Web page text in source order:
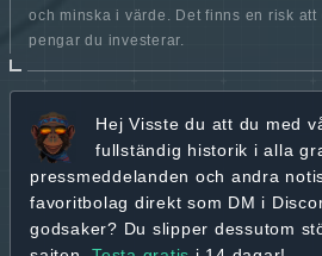
och minska i värde. Det finns en risk
pengar du investerar.
Hej Visste du att du med
fullständig historik i alla
pressmeddelanden och andra
favoritbolag direkt som DM i
godsaker? Du slipper dessutom